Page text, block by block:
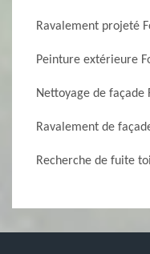
Ravalement projeté
Peinture extérieure
Nettoyage de façade
Ravalement de
Recherche de fuite